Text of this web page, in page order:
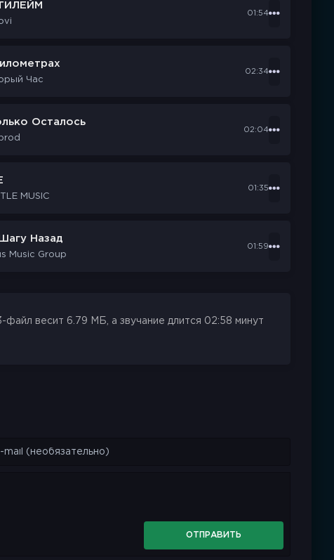
01:54
Час
02:34
Осталось
02:04
MUSIC
01:35
Назад
Music Group
01:59
файл весит 6.79 МБ, а звучание длится 02:58 минут
ОТПРАВИТЬ